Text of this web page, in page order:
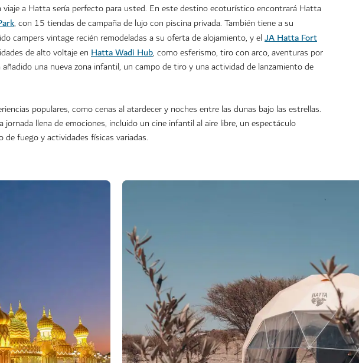
a Hatta sería perfecto para usted. En este destino ecoturístico encontrará Hatta
, con 15 tiendas de campaña de lujo con piscina privada. También tiene a su
campers vintage recién remodeladas a su oferta de alojamiento, y elJA Hatta Fort
de alto voltaje enHatta Wadi Hub, como esferismo, tiro con arco, aventuras por
una nueva zona infantil, un campo de tiro y una actividad de lanzamiento de
populares, como cenas al atardecer y noches entre las dunas bajo las estrellas.
llena de emociones, incluido un cine infantil al aire libre, un espectáculo
fuego y actividades físicas variadas.